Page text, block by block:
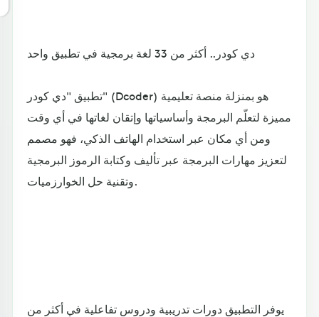
دي كودر.. أكثر من 33 لغة برمجية في تطبيق واحد
تطبيق "دي كودر" (Dcoder) هو بمنزلة منصة تعليمية
مميزة لتعلّم البرمجة وأساسياتها وإتقان لغاتها في أي وقت
ومن أي مكان عبر استخدام الهاتف الذكي، فهو مصمم
لتعزيز مهارات البرمجة عبر تأليف وكتابة الرموز البرمجية
وتقنية حل الخوارزميات.
يوفر التطبيق دورات تدريبية ودروس تفاعلية في أكثر من